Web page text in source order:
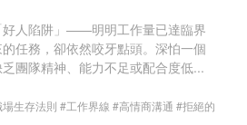
好人陷阱」——明明工作量已達臨界
任務，卻依然咬牙點頭。深怕一個
乏團隊精神、能力不足或配合度低...
生存法則 #工作界線 #高情商溝通 #拒絕的